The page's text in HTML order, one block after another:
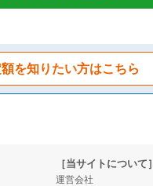
を知りたい方はこちら
［当サイトについて］
運営会社